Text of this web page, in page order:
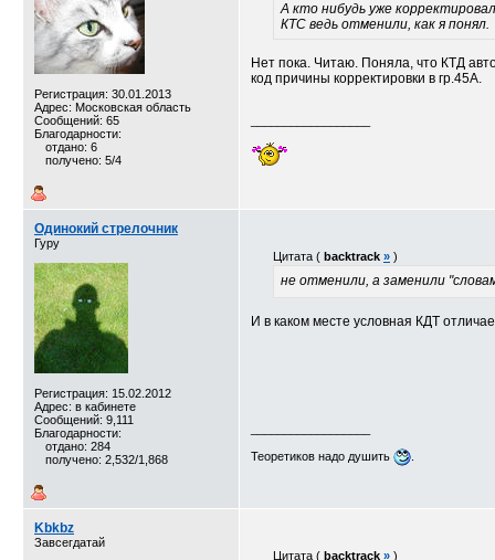
Регистрация: 30.01.2013
Адрес: Московская область
Сообщений: 65
Благодарности:
отдано: 6
получено: 5/4
А кто нибудь уже
КТС ведь отменили, как я понял.
Нет пока. Читаю. Поняла, что КТД
код причины корректировки в гр.45А.
Одинокий стрелочник
Гуру
Регистрация: 15.02.2012
Адрес: в кабинете
Сообщений: 9,111
Благодарности:
отдано: 284
получено: 2,532/1,868
Цитата ( backtrack » )
не отменили, а заменили
И в каком месте условная КДТ
Теоретиков надо душить
Kbkbz
Завсегдатай
Цитата ( backtrack » )